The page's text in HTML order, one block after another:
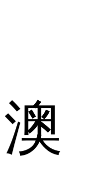
澳